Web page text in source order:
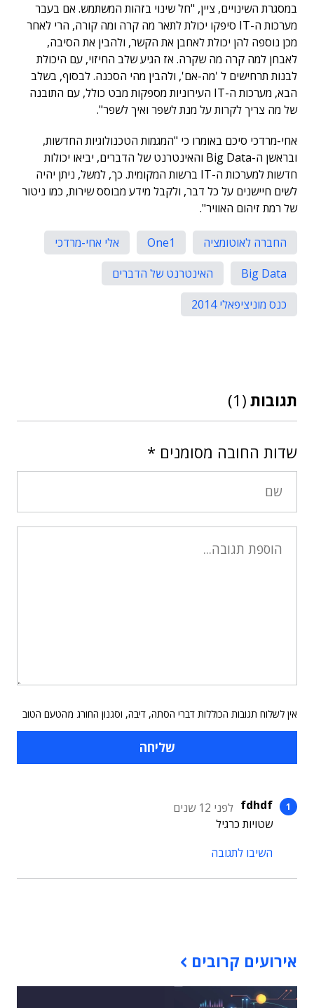
במסגרת השינויים, ציין, "חל שינוי בזהות המשתמש. אם בעבר
מערכות ה-IT סיפקו יכולת לתאר מה קרה ומה קורה, הרי לאחר
מכן נוספה להן יכולת לאחבן את הקשר, ולהבין את הסיבה,
לאבחן למה קרה מה שקרה. אז הגיע שלב החיזוי, עם היכולת
לבנות תרחישים ל 'מה-אם', ולהבין מהי הסכנה. לבסוף, בשלב
הבא, מערכות ה-IT העירוניות מספקות מבט כולל, עם התובנה
של מה צריך לקרות על מנת לשפר ואיך לשפר".
אחי-מרדכי סיכם באומרו כי "המגמות הטכנולוגיות החדשות,
ובראשן ה-Big Data והאינטרנט של הדברים, יביאו יכולות
חדשות למערכות ה-IT ברשות המקומית. כך, למשל, ניתן יהיה
לשים חיישנים על כל דבר, ולקבל מידע מבוסס שירות, כמו ניטור
של רמת זיהום האוויר".
החברה לאוטומציה One1
אלי אחי-מרדכי
Big Data
האינטרנט של הדברים
כנס מוניציפאלי 2014
תגובות (1)
שדות החובה מסומנים *
אין לשלוח תגובות הכוללות דברי הסתה, דיבה, וסגנון החורג מהטעם הטוב
fdhdf לפני 12 שנים
שטויות כרגיל
השיבו לתגובה
אירועים קרובים